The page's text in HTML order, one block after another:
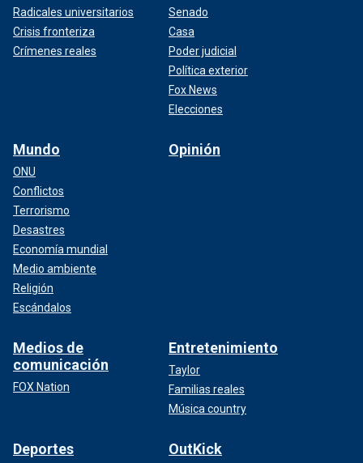
Radicales universitarios
Crisis fronteriza
Crímenes reales
Senado
Casa
Poder judicial
Política exterior
Fox News
Elecciones
Mundo
ONU
Conflictos
Terrorismo
Desastres
Economía mundial
Medio ambiente
Religión
Escándalos
Opinión
Medios de
comunicación
FOX Nation
Entretenimiento
Taylor
Familias reales
Música country
Deportes OutKick